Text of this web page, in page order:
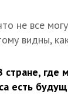
не все
видны,
где
есть